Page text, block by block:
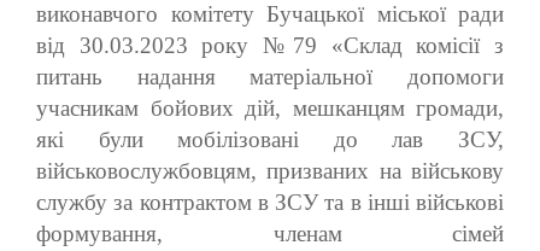
виконавчого комітету Бучацької міської ради
від 30.03.2023 року №79 «Склад комісії з
питань надання матеріальної допомоги
учасникам бойових дій, мешканцям громади,
які були мобілізовані до лав ЗСУ,
військовослужбовцям, призваних на військову
службу за контрактом в ЗСУ та в інші військові
формування, членам сімей